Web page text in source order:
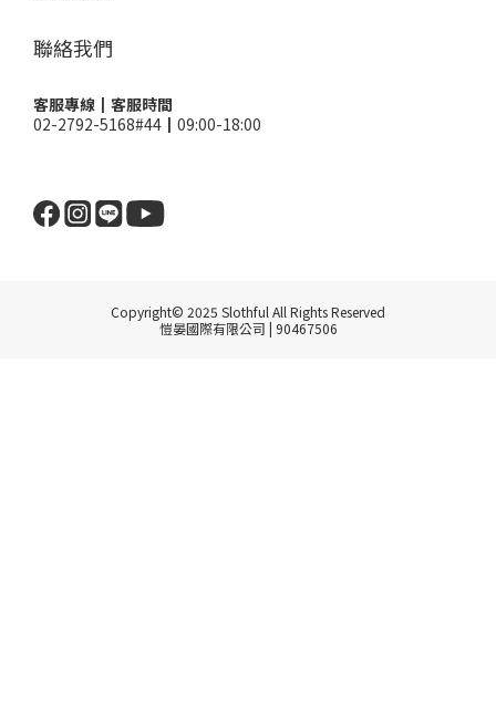
聯絡我們
客服專線┃客服時間
02-2792-5168#44┃09:00-18:00
Copyright© 2025 Slothful All Rights Reserved
愷晏國際有限公司 | 90467506